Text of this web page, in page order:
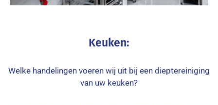
Keuken:
Welke handelingen voeren wij uit bij een dieptereiniging
van uw keuken?